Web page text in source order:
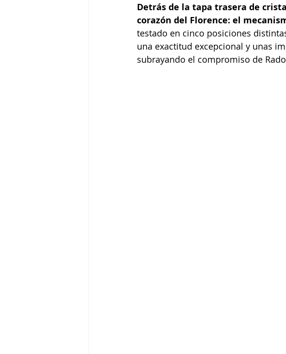
Detrás de la tapa trasera de
corazón del Florence: el
testado en cinco posiciones
una exactitud excepcional y unas
subrayando el compromiso de